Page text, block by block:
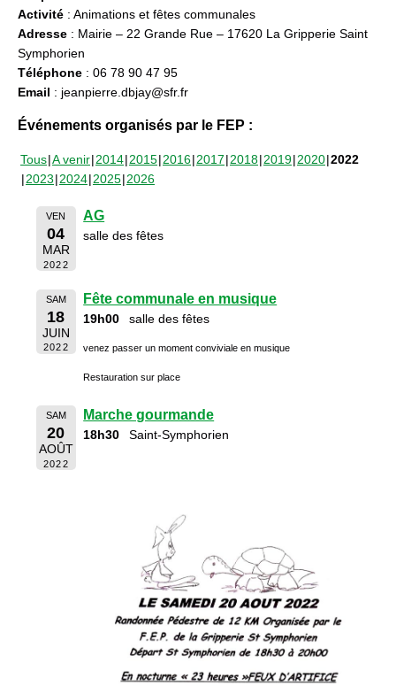
Activité : Animations et fêtes communales
Adresse : Mairie – 22 Grande Rue – 17620 La Gripperie Saint
Symphorien
Téléphone : 06 78 90 47 95
Email : jeanpierre.dbjay@sfr.fr
Événements organisés par le FEP :
Tous A venir 2014 2015 2016 2017 2018 2019 2020 2022
2023 2024 2025 2026
VEN
04
MAR
2022
AG
salle des fêtes
SAM
18
JUIN
2022
Fête communale en musique
19h00 salle des fêtes
venez passer un moment conviviale en musique
Restauration sur place
SAM
20
AOÛT
2022
Marche gourmande
18h30 Saint-Symphorien